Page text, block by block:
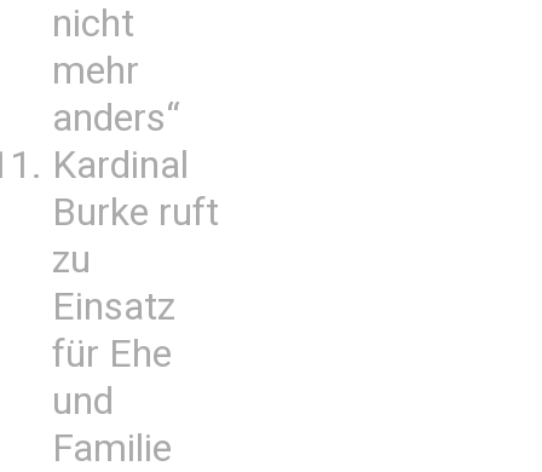
nicht
mehr
anders“
Kardinal
Burke ruft
zu
Einsatz
für Ehe
und
Familie